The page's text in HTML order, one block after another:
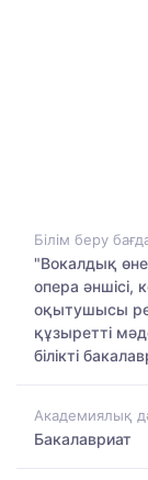
Білім беру
"Вокалдық
опера әншісі,
оқытушысы
құзыретті
білікті
Академиялық
Бакалавриат